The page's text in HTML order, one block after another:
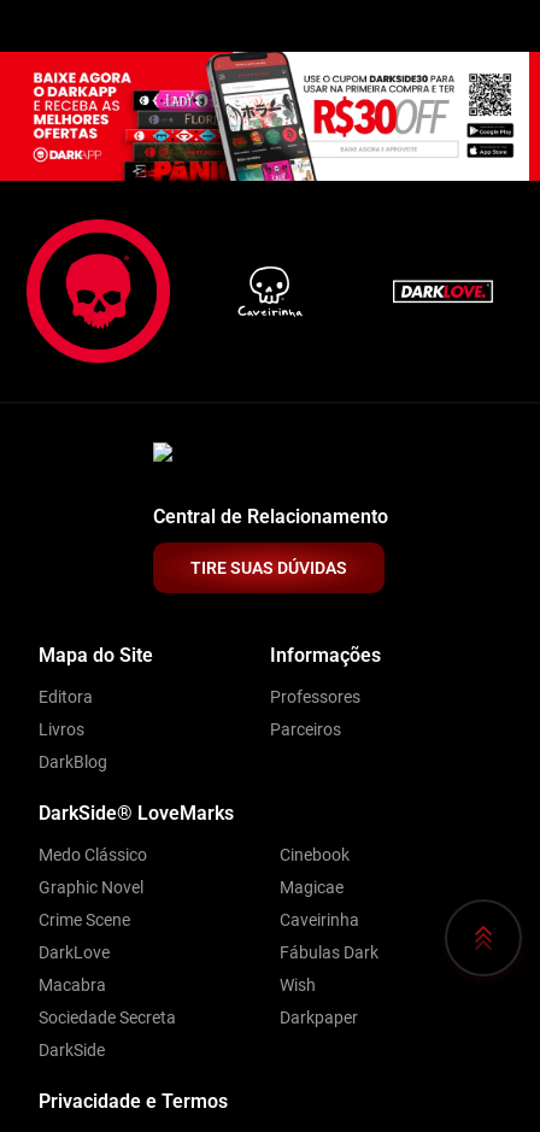
Central de Relacionamento
TIRE SUAS DÚVIDAS
Privacidade e Termos
Mapa do Site
Editora
Livros
DarkBlog
Informações
Professores
Parceiros
DarkSide® LoveMarks
Medo Clássico
Graphic Novel
Crime Scene
DarkLove
Macabra
Sociedade Secreta
DarkSide
Cinebook
Magicae
Caveirinha
Fábulas Dark
Wish
Darkpaper